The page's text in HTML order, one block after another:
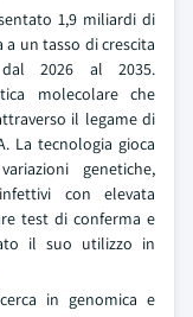
1,9 miliardi di
un tasso di crescita
dal 2026 al 2035.
molecolare che
il legame di
La tecnologia gioca
genetiche,
con elevata
test di conferma e
il suo utilizzo in
in genomica e